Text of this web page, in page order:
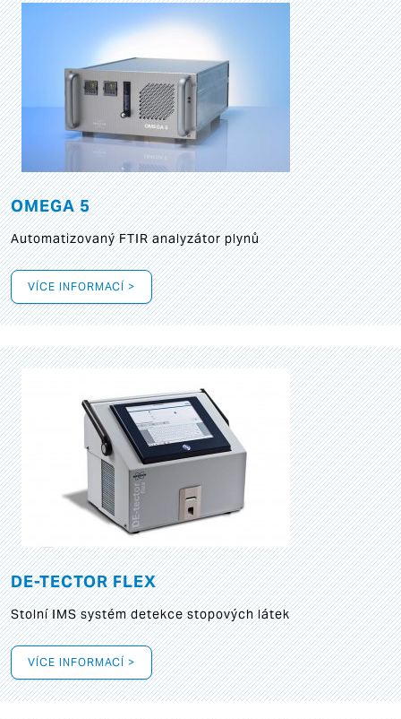
OMEGA 5
Automatizovaný FTIR analyzátor plynů
VÍCE INFORMACÍ >
DE-TECTOR FLEX
Stolní IMS systém detekce stopových látek
VÍCE INFORMACÍ >